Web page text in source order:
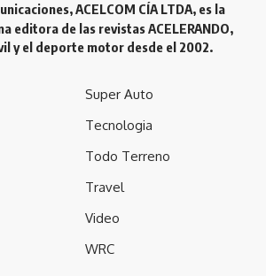
ACELCOM CÍA LTDA, es la
editora de las revistas ACELERANDO,
y el deporte motor desde el 2002.
Super Auto
Tecnologia
Todo Terreno
Travel
Video
WRC